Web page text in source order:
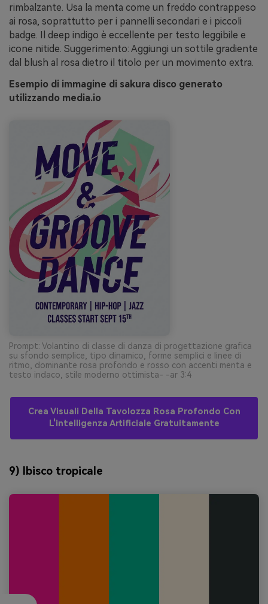
rimbalzante. Usa la menta come un freddo contrappeso
ai rosa, soprattutto per i pannelli secondari e i piccoli
badge. Il deep indigo è eccellente per testo leggibile e
icone nitide. Suggerimento: Aggiungi un sottile gradiente
dal blush al rosa dietro il titolo per un movimento extra.
Esempio di immagine di sakura disco generato
utilizzando media.io
Prompt: Volantino di classe di danza di progettazione grafica
su sfondo semplice, tipo dinamico, forme semplici e linee di
ritmo, dominante rosa profondo e rosso con accenti menta e
testo indaco, stile moderno ottimista- -ar 3:4
Crea Visuali Della Tavolozza Rosa Profondo Con
L'intelligenza Artificiale Gratuitamente
9) Ibisco tropicale